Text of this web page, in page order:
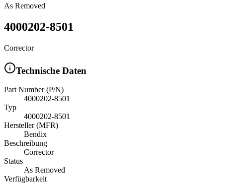
As Removed
4000202-8501
Corrector
Technische Daten
Part Number (P/N)
4000202-8501
Typ
4000202-8501
Hersteller (MFR)
Bendix
Beschreibung
Corrector
Status
As Removed
Verfügbarkeit